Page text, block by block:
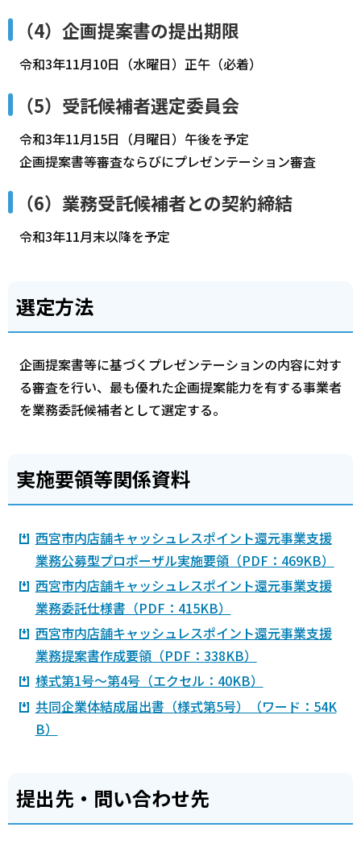
（4）企画提案書の提出期限
令和3年11月10日（水曜日）正午（必着）
（5）受託候補者選定委員会
令和3年11月15日（月曜日）午後を予定
企画提案書等審査ならびにプレゼンテーション審査
（6）業務受託候補者との契約締結
令和3年11月末以降を予定
選定方法
企画提案書等に基づくプレゼンテーションの内容に対す
る審査を行い、最も優れた企画提案能力を有する事業者
を業務委託候補者として選定する。
実施要領等関係資料
西宮市内店舗キャッシュレスポイント還元事業支援
業務公募型プロポーザル実施要領（PDF：469KB）
西宮市内店舗キャッシュレスポイント還元事業支援
業務委託仕様書（PDF：415KB）
西宮市内店舗キャッシュレスポイント還元事業支援
業務提案書作成要領（PDF：338KB）
様式第1号～第4号（エクセル：40KB）
共同企業体結成届出書（様式第5号）（ワード：54K
B）
提出先・問い合わせ先